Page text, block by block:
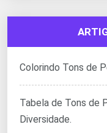
Colorindo Tons de
Tabela de Tons de
Diversidade.